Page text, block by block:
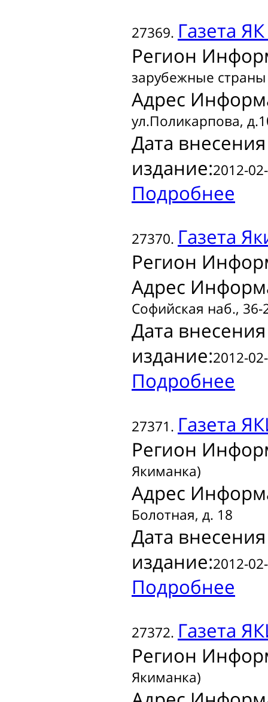
27369. Газета
Регион
зарубежные страны
Адрес
ул.Поликарпова,
Дата
издание:2012-
Подробнее
27370. Газета
Регион
Адрес
Софийская наб., 36-
Дата
издание:2012-
Подробнее
27371. Газета
Регион
Якиманка)
Адрес
Болотная, д. 18
Дата
издание:2012-
Подробнее
27372. Газета
Регион
Якиманка)